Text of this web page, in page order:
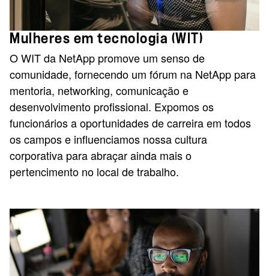
Mulheres em tecnologia (WIT)
O WIT da NetApp promove um senso de
comunidade, fornecendo um fórum na NetApp para
mentoria, networking, comunicação e
desenvolvimento profissional. Expomos os
funcionários a oportunidades de carreira em todos
os campos e influenciamos nossa cultura
corporativa para abraçar ainda mais o
pertencimento no local de trabalho.